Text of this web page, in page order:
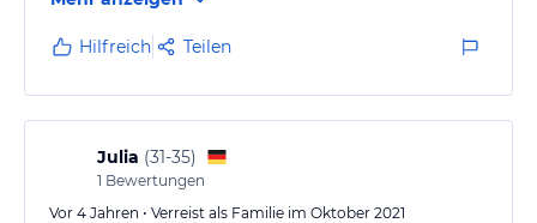
verlängern. Toll waren auch einige Wander Tipps von
Frau Wimmer.
Hilfreich Teilen
Julia (31-35)
1 Bewertungen
Vor 4 Jahren • Verreist als Familie im Oktober 2021